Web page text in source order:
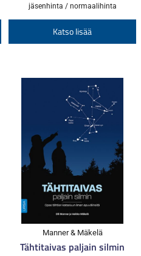
tuotteella
valinnat
tuotteen
sivulla.
19,00 €
-
jäsenhinta / normaalihinta
Katso lisää
Manner & Mäkelä
Tähtitaivas paljain silmin